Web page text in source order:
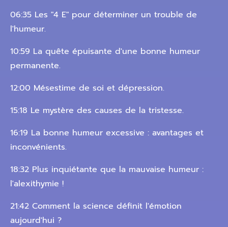
06:35 Les "4 E" pour déterminer un trouble de
l'humeur.
10:59 La quête épuisante d'une bonne humeur
permanente.
12:00 Mésestime de soi et dépression.
15:18 Le mystère des causes de la tristesse.
16:19 La bonne humeur excessive : avantages et
inconvénients.
18:32 Plus inquiétante que la mauvaise humeur :
l'alexithymie !
21:42 Comment la science définit l'émotion
aujourd'hui ?